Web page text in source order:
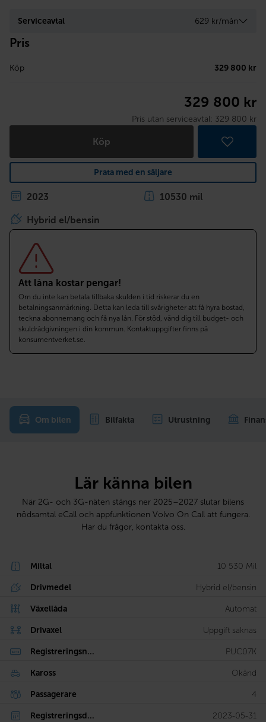
Serviceavtal 629 kr/mån
Pris
Köp 329 800 kr
329 800 kr
Pris utan serviceavtal: 329 800 kr
Köp
Prata med en säljare
2023 10530 mil
Hybrid el/bensin
Att låna kostar pengar!
Om du inte kan betala tillbaka skulden i tid riskerar du en
betalningsanmärkning. Detta kan leda till svårigheter att få hyra bostad,
teckna abonnemang och få nya lån. För stöd, vänd dig till budget- och
skuldrådgivningen i din kommun. Kontaktuppgifter finns på
konsumentverket.se.
Om bilen Bilfakta Utrustning
Lär känna bilen
När 2G- och 3G-näten stängs ner 2025–2027 slutar bilens
nödsamtal eCall och appfunktionen Volvo On Call att fungera.
Har du frågor, kontakta oss.
Miltal 10 530 Mil
Drivmedel Hybrid el/bensin
Växellåda Automat
Drivaxel Uppgift saknas
Registreringsn... PUC07K
Kaross Okänd
Passagerare 4
Registreringsd... 2023-05-31